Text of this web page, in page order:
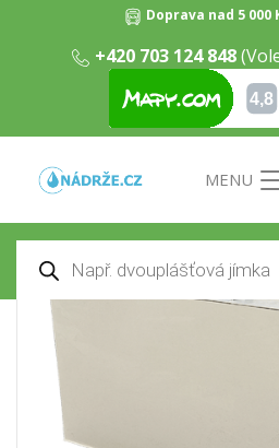
Doprava nad 5 000
+420 703 124 848
MENU
Products
search
Dvouplášťová
Odpadní jímky/
6m3